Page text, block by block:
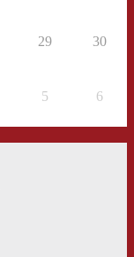
29 30
5 6